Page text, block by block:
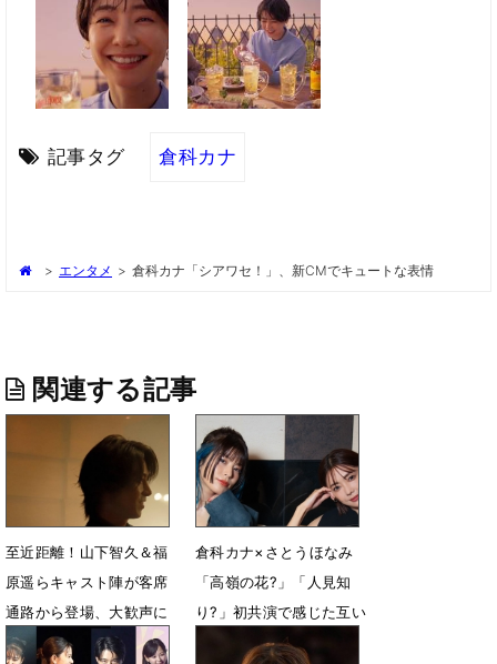
記事タグ 倉科カナ
> エンタメ > 倉科カナ「シアワセ！」、新CMでキュートな表情
関連する記事
至近距離！山下智久＆福
原遥らキャスト陣が客席
通路から登場、大歓声に
包まれる
倉科カナ×さとうほなみ
「高嶺の花?」「人見知
り?」初共演で感じた互い
の印象を語る